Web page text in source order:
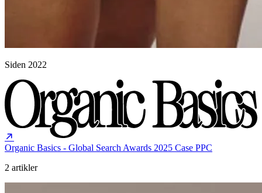
Siden 2022
Organic Basics - Global Search Awards 2025 Case PPC
2 artikler